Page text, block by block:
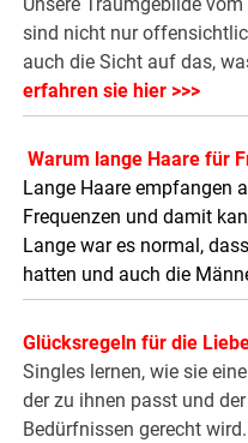
sind nicht nur
auch die Sicht auf das,
erfahren sie hier >>>
Warum lange Haare für
Lange Haare empfangen
Frequenzen und damit
Lange war es normal,
hatten und auch die
Glücksregeln für die
Singles lernen, wie sie
der zu ihnen passt und
Bedürfnissen gerecht wird.